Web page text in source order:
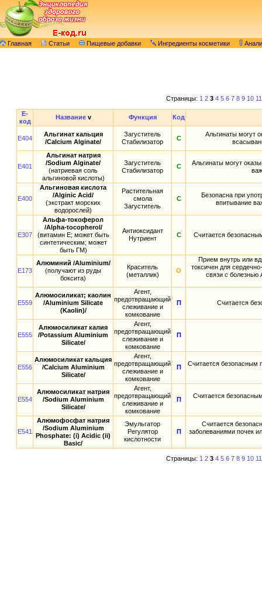
Главная Статьи Пищевые добавки Ингредиенты косметики
Страницы: 1 2 3 4 5 6 7 8 9 10 11
E-
код
Названиеv Функция Код
E404
Альгинат кальция
/Calcium Alginate/
Загуститель
Стабилизатор
С
Альгинаты могут
E401
Альгинат натрия
/Sodium Alginate/
(натриевая соль
альгиновой кислоты)
Загуститель
Стабилизатор
С
Альгинаты могут
E400
Альгиновая кислота
/Alginic Acid/
(экстракт морских
водорослей)
Растительная
смола
Загуститель
С
Безопасна при
впитывание
E307
Альфа-токоферол
/Alpha-tocopherol/
(витамин E; может быть
синтетическим; может
быть ГМ)
Антиоксидант
Нутриент
С Считается
E173
Алюминий /Aluminium/
(получают из руды
боксита)
Краситель
(металлик)
О
Прием внутрь или
токсичен для
связи с болезнью
E559
Алюмосиликат; каолин
/Aluminium Silicate
(Kaolin)/
Агент,
предотвращающий
слеживание и
комкование
П Считается
E555
Алюмосиликат калия
/Potassium Aluminium
Silicate/
Агент,
предотвращающий
слеживание и
комкование
П
E556
Алюмосиликат кальция
/Calcium Aluminium
Silicate/
Агент,
предотвращающий
слеживание и
комкование
П Считается безопасным
E554
Алюмосиликат натрия
/Sodium Aluminium
Silicate/
Агент,
предотвращающий
слеживание и
комкование
П Считается
E541
Алюмофосфат натрия
/Sodium Aluminium
Phosphate: (i) Acidic (ii)
Basic/
Эмульгатор
Регулятор
кислотности
П
Считается
заболеваниями почек
Страницы: 1 2 3 4 5 6 7 8 9 10 11